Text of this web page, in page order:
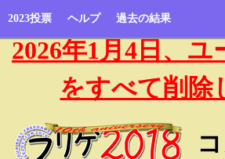
2023投票 ヘルプ 過去の結果
2026年1月4日、ユ
をすべて削除